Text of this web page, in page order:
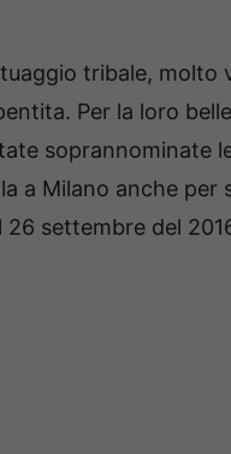
tribale, molto
Per la loro
soprannominate
a Milano anche per
settembre del